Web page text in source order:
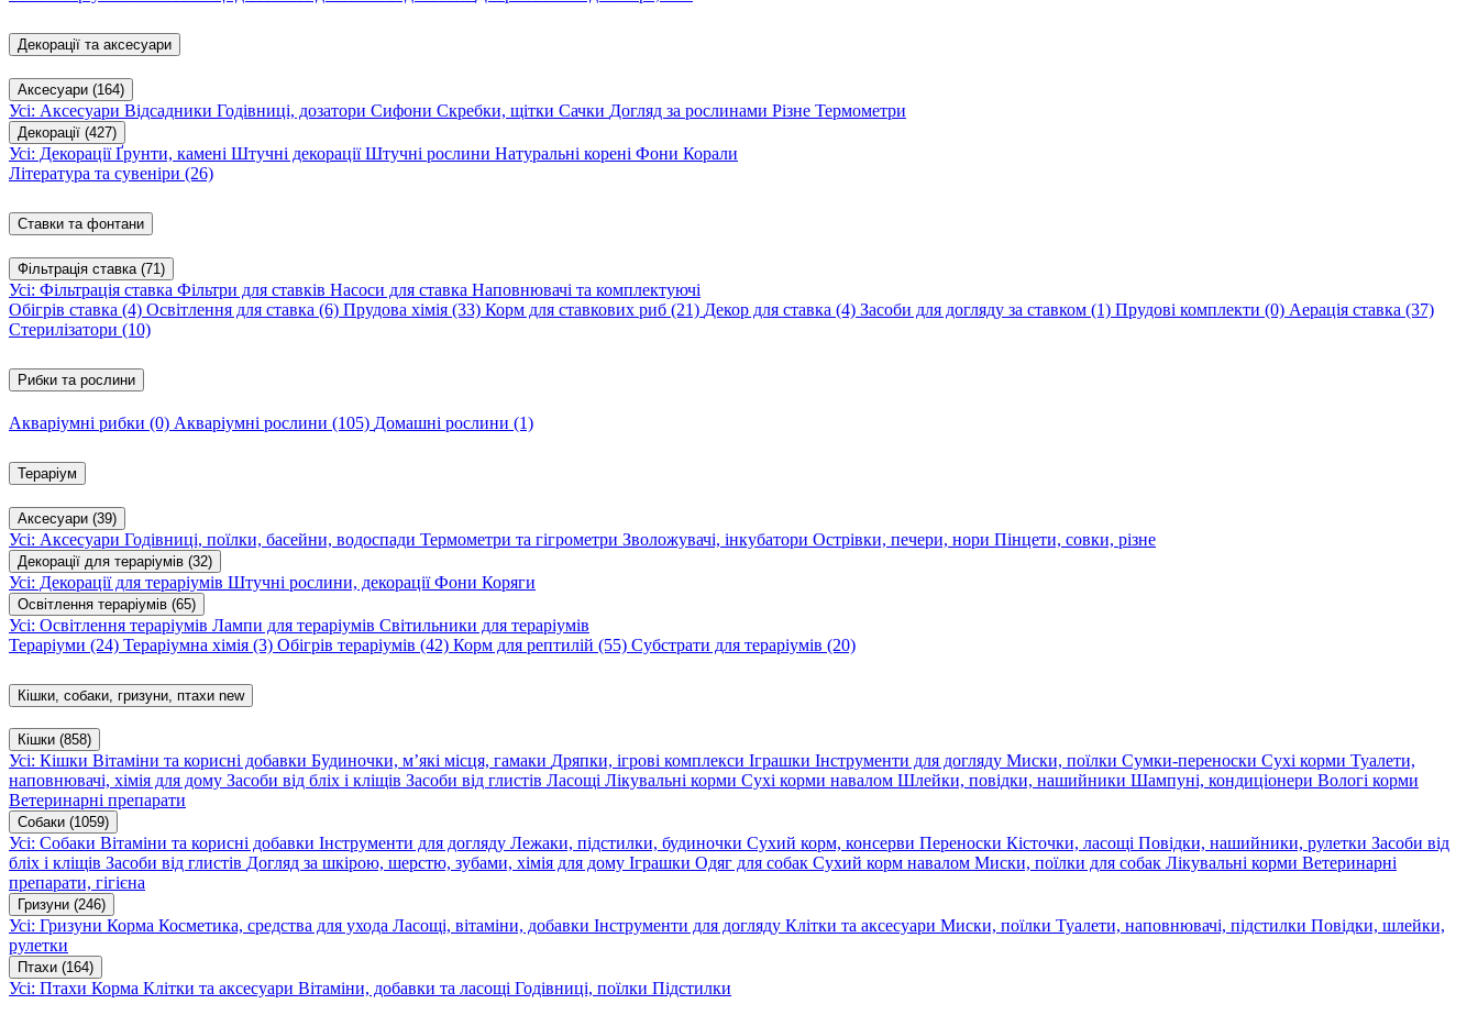
Декорації та аксесуари
Аксесуари (164)
Усі: Аксесуари Відсадники Годівниці, дозатори Сифони Скребки, щітки Сачки Догляд за рослинами Різне Термометри
Декорації (427)
Усі: ДекораціїҐрунти, камені Штучні декораціїШтучні рослини Натуральні корені Фони Корали
Література та сувеніри (26)
Ставки та фонтани
Фільтрація ставка (71)
Усі: Фільтрація ставка Фільтри для ставків Насоси для ставка Наповнювачі та комплектуючі
Обігрів ставка (4) Освітлення для ставка (6) Прудова хімія (33) Корм для ставкових риб (21) Декор для ставка (4) Засоби для догляду за ставком (1) Прудові комплекти (0) Аерація ставка (37)
Стерилізатори (10)
Рибки та рослини
Акваріумні рибки (0) Акваріумні рослини (105) Домашні рослини (1)
Тераріум
Аксесуари (39)
Усі: Аксесуари Годівниці, поїлки, басейни, водоспади Термометри та гігрометри Зволожувачі, інкубатори Острівки, печери, нори Пінцети, совки, різне
Декорації для тераріумів (32)
Усі: Декорації для тераріумів Штучні рослини, декораціїФони Коряги
Освітлення тераріумів (65)
Усі: Освітлення тераріумів Лампи для тераріумів Світильники для тераріумів
Тераріуми (24) Тераріумна хімія (3) Обігрів тераріумів (42) Корм для рептилій (55) Субстрати для тераріумів (20)
Кішки, собаки, гризуни, птахи new
Кішки (858)
Усі: Кішки Вітаміни та корисні добавки Будиночки, м’які місця, гамаки Дряпки, ігрові комплекси Іграшки Інструменти для догляду Миски, поїлки Сумки-переноски Сухі корми Туалети,
наповнювачі, хімія для дому Засоби від бліх і кліщів Засоби від глистів Ласощі Лікувальні корми Сухі корми навалом Шлейки, повідки, нашийники Шампуні, кондиціонери Вологі корми
Ветеринарні препарати
Собаки (1059)
Усі: Собаки Вітаміни та корисні добавки Інструменти для догляду Лежаки, підстилки, будиночки Сухий корм, консерви Переноски Кісточки, ласощі Повідки, нашийники, рулетки Засоби від
бліх і кліщів Засоби від глистів Догляд за шкірою, шерстю, зубами, хімія для дому Іграшки Одяг для собак Сухий корм навалом Миски, поїлки для собак Лікувальні корми Ветеринарні
препарати, гігієна
Гризуни (246)
Усі: Гризуни Корма Косметика, средства для ухода Ласощі, вітаміни, добавки Інструменти для догляду Клітки та аксесуари Миски, поїлки Туалети, наповнювачі, підстилки Повідки, шлейки,
рулетки
Птахи (164)
Усі: Птахи Корма Клітки та аксесуари Вітаміни, добавки та ласощі Годівниці, поїлки Підстилки